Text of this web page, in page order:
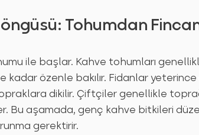
Tohumdan
ile başlar. Kahve tohumları
kadar özenle bakılır. Fidanlar
dikilir. Çiftçiler genellikle
Bu aşamada, genç kahve bitkileri
gerektirir.